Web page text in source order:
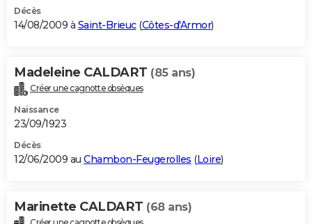
Décès
14/08/2009 à Saint-Brieuc(Côtes-d'Armor)
Madeleine CALDART (85 ans)
Créer une cagnotte obsèques
Naissance
23/09/1923
Décès
12/06/2009 au Chambon-Feugerolles (Loire)
Marinette CALDART (68 ans)